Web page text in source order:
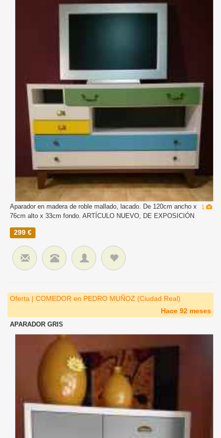
1
Aparador en madera de roble mallado, lacado. De 120cm ancho x
76cm alto x 33cm fondo. ARTÍCULO NUEVO, DE EXPOSICIÓN
299 €
Oferta | COMEDOR en PEDRO MUÑOZ (Ciudad Real)
Hace 92 meses
APARADOR GRIS